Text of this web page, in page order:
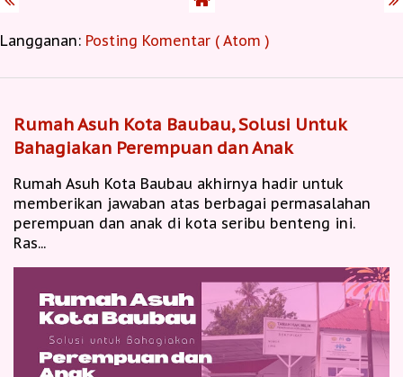
Langganan: Posting Komentar ( Atom )
Rumah Asuh Kota Baubau, Solusi Untuk
Bahagiakan Perempuan dan Anak
Rumah Asuh Kota Baubau akhirnya hadir untuk
memberikan jawaban atas berbagai permasalahan
perempuan dan anak di kota seribu benteng ini.
Ras...